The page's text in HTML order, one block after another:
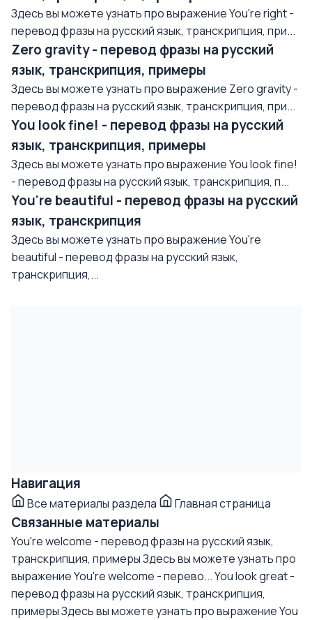
Здесь вы можете узнать про выражение You're right -
перевод фразы на русский язык, транскрипция, при...
Zero gravity - перевод фразы на русский
язык, транскрипция, примеры
Здесь вы можете узнать про выражение Zero gravity -
перевод фразы на русский язык, транскрипция, при...
You look fine! - перевод фразы на русский
язык, транскрипция, примеры
Здесь вы можете узнать про выражение You look fine!
- перевод фразы на русский язык, транскрипция, п...
You're beautiful - перевод фразы на русский
язык, транскрипция
Здесь вы можете узнать про выражение You're
beautiful - перевод фразы на русский язык,
транскрипция,...
Навигация
Все материалы раздела Главная страница
Связанные материалы
You're welcome - перевод фразы на русский язык,
транскрипция, примерыЗдесь вы можете узнать про
выражение You're welcome - перево...You look great -
перевод фразы на русский язык, транскрипция,
примерыЗдесь вы можете узнать про выражение You